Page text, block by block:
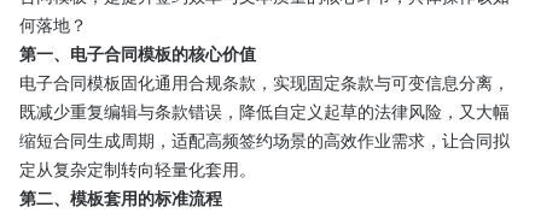
何落地？
第一、电子合同模板的核心价值
电子合同模板固化通用合规条款，实现固定条款与可变信息分离，
既减少重复编辑与条款错误，降低自定义起草的法律风险，又大幅
缩短合同生成周期，适配高频签约场景的高效作业需求，让合同拟
定从复杂定制转向轻量化套用。
第二、模板套用的标准流程